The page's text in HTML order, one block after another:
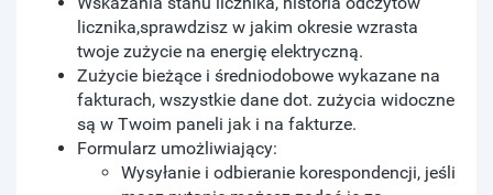
licznika,sprawdzisz w jakim okresie wzrasta
twoje zużycie na energię elektryczną.
Zużycie bieżące i średniodobowe wykazane na
fakturach, wszystkie dane dot. zużycia widoczne
są w Twoim paneli jak i na fakturze.
​Formularz umożliwiający:
Wysyłanie i odbieranie korespondencji, jeśli